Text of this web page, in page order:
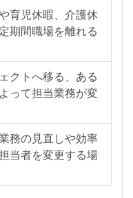
育児休暇、介護休
期間職場を離れる
クトへ移る、ある
って担当業務が変
務の見直しや効率
当者を変更する場